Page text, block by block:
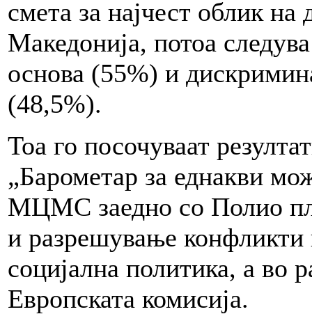
смета за најчест облик
Македонија, потоа
основа (55%) и
(48,5%).
Тоа го посочуваат
„Барометар за еднакви
МЦМС заедно со Полио
и разрешување
социјална политика, а во
Европската комисија.